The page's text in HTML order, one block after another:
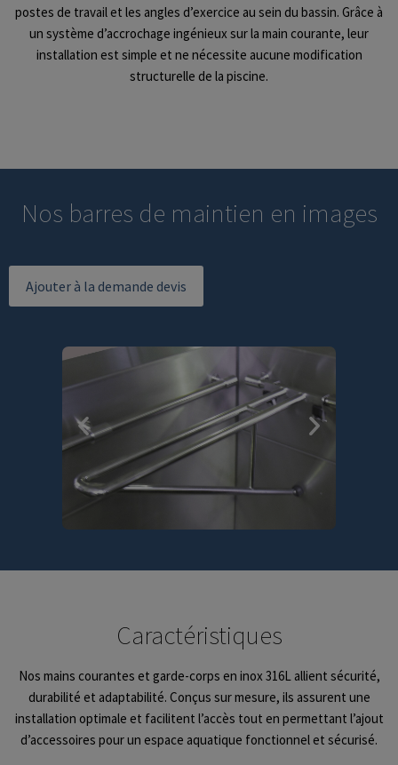
postes de travail et les angles d’exercice au sein du bassin. Grâce à
un système d’accrochage ingénieux sur la main courante, leur
installation est simple et ne nécessite aucune modification
structurelle de la piscine.
Nos barres de maintien en images
Ajouter à la demande devis
Caractéristiques
Nos mains courantes et garde-corps en inox 316L allient sécurité,
durabilité et adaptabilité. Conçus sur mesure, ils assurent une
installation optimale et facilitent l’accès tout en permettant l’ajout
d’accessoires pour un espace aquatique fonctionnel et sécurisé.